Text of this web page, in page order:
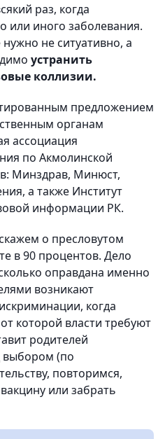
раз, когда
или иного заболевания.
не ситуативно, а
устранить
коллизии.
предложением
органам
ассоциация
по Акмолинской
Минздрав, Минюст,
а также Институт
информации РК.
о пресловутом
в 90 процентов. Дело
оправдана именно
возникают
когда
которой власти требуют
родителей
выбором (по
повторимся,
или забрать